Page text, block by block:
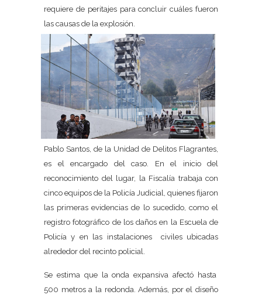
requiere de peritajes para concluir cuáles fueron
las causas de la explosión.
Pablo Santos, de la Unidad de Delitos Flagrantes,
es el encargado del caso. En el inicio del
reconocimiento del lugar, la Fiscalía trabaja con
cinco equipos de la Policía Judicial, quienes fijaron
las primeras evidencias de lo sucedido, como el
registro fotográfico de los daños en la Escuela de
Policía y en las instalaciones civiles ubicadas
alrededor del recinto policial.
Se estima que la onda expansiva afectó hasta
500 metros a la redonda. Además, por el diseño